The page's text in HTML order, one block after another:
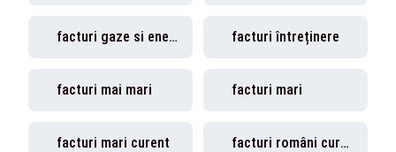
facturi gaze si energie facturi întreținere
facturi mai mari facturi mari
facturi mari curent facturi români curent energie electrică